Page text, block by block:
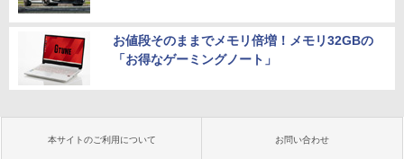
お値段そのままでメモリ倍増！メモリ32GBの
「お得なゲーミングノート」
本サイトのご利用について お問い合わせ